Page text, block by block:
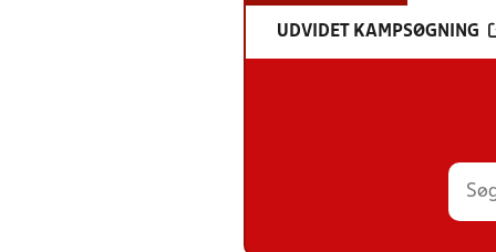
UDVIDET KAMPSØGNING